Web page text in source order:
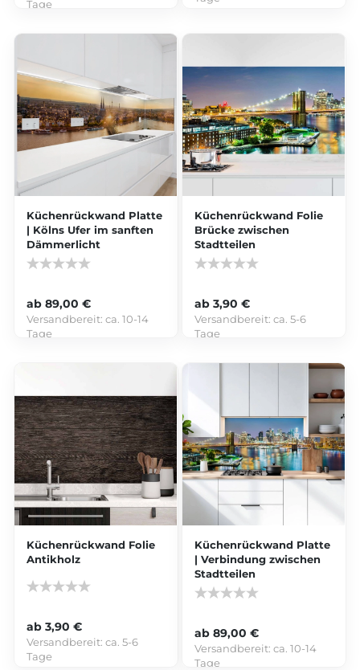
Tage
Küchenrückwand Platte
| Kölns Ufer im sanften
Dämmerlicht
ab 89,00 €
Versandbereit:ca. 10-14
Tage
Küchenrückwand Folie
Brücke zwischen
Stadtteilen
ab 3,90 €
Versandbereit:ca. 5-6
Tage
Küchenrückwand Folie
Antikholz
ab 3,90 €
Versandbereit:ca. 5-6
Tage
Küchenrückwand Platte
| Verbindung zwischen
Stadtteilen
ab 89,00 €
Versandbereit:ca. 10-14
Tage